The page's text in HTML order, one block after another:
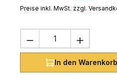
Preise inkl. MwSt. zzgl.
Produkt Anzahl:
In den Warenkorb